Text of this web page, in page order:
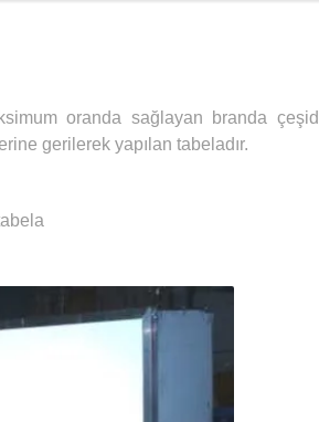
oranda sağlayan branda
gerilerek yapılan tabeladır.